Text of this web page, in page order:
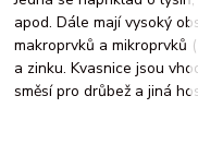
apod. Dále mají vysoký
makroprvků a mikroprvků
a zinku. Kvasnice jsou
směsí pro drůbež a jiná